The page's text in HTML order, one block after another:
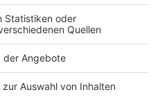
Kontakt
Studio-Hotline
Verkehrs-Hotline